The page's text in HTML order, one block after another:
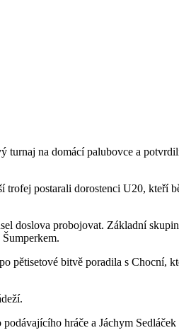
na domácí palubovce a
trofej postarali dorostenci U20, kteří
doslova probojovat. Základní
pětisetové bitvě poradila s Chocní,
hráče a Jáchym